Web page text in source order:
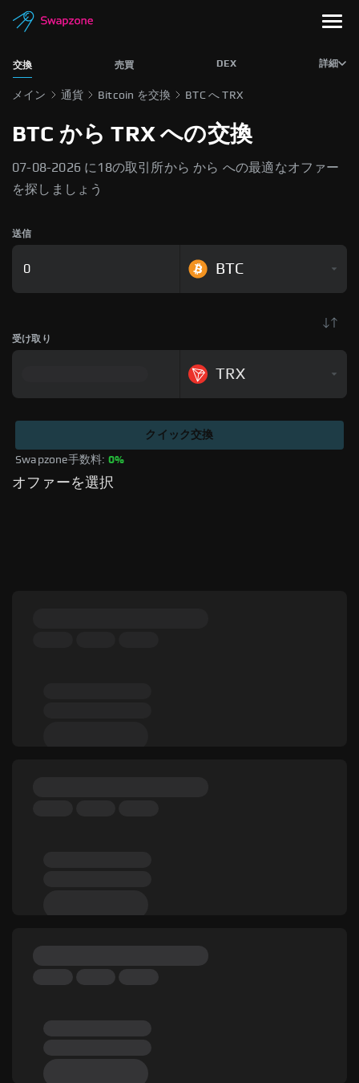
交換 売買 DEX 詳細
メイン 通貨 Bitcoin を交換 BTC へ TRX
BTC から TRX への交換
07-08-2026 に18の取引所から から への最適なオファー
を探しましょう
送信
BTC
受け取り
TRX
Swapzone手数料: 0%
クイック交換
オファーを選択